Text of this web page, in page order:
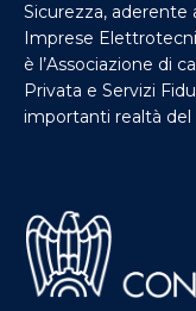
Sicurezza, aderente
Imprese
è l’Associazione di
Privata e Servizi
importanti realtà del